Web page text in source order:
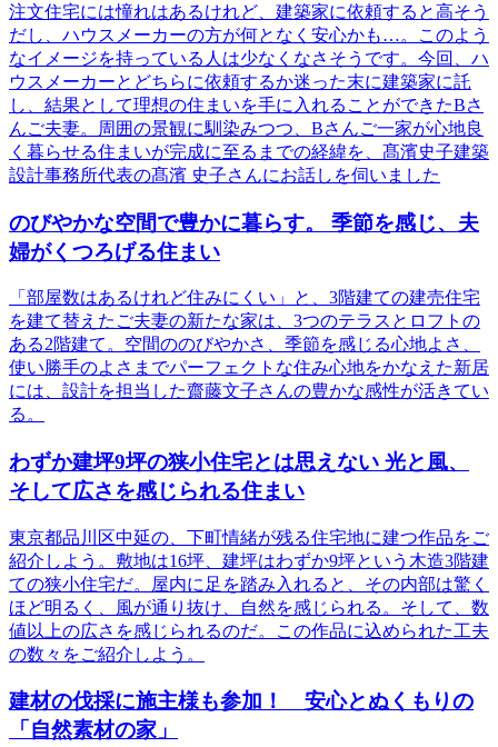
注文住宅には憧れはあるけれど、建築家に依頼すると高そう
だし、ハウスメーカーの方が何となく安心かも…。このよう
なイメージを持っている人は少なくなさそうです。今回、ハ
ウスメーカーとどちらに依頼するか迷った末に建築家に託
し、結果として理想の住まいを手に入れることができたBさ
んご夫妻。周囲の景観に馴染みつつ、Bさんご一家が心地良
く暮らせる住まいが完成に至るまでの経緯を、髙濱史子建築
設計事務所代表の髙濱 史子さんにお話しを伺いました
のびやかな空間で豊かに暮らす。 季節を感じ、夫
婦がくつろげる住まい
「部屋数はあるけれど住みにくい」と、3階建ての建売住宅
を建て替えたご夫妻の新たな家は、3つのテラスとロフトの
ある2階建て。空間ののびやかさ、季節を感じる心地よさ、
使い勝手のよさまでパーフェクトな住み心地をかなえた新居
には、設計を担当した齋藤文子さんの豊かな感性が活きてい
る。
わずか建坪9坪の狭小住宅とは思えない 光と風、
そして広さを感じられる住まい
東京都品川区中延の、下町情緒が残る住宅地に建つ作品をご
紹介しよう。敷地は16坪、建坪はわずか9坪という木造3階建
ての狭小住宅だ。屋内に足を踏み入れると、その内部は驚く
ほど明るく、風が通り抜け、自然を感じられる。そして、数
値以上の広さを感じられるのだ。この作品に込められた工夫
の数々をご紹介しよう。
建材の伐採に施主様も参加！ 安心とぬくもりの
「自然素材の家」